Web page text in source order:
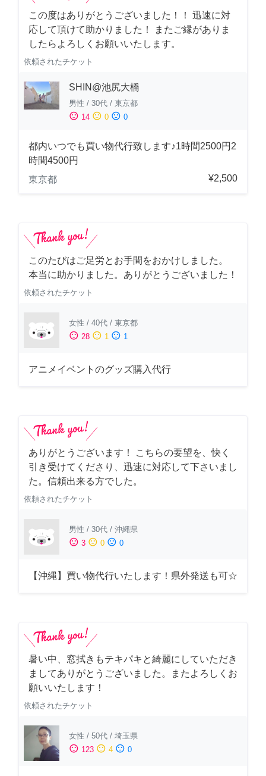
この度はありがとうございました！！ 迅速に対
応して頂けて助かりました！ またご縁がありま
したらよろしくお願いいたします。
依頼されたチケット
SHIN@池尻大橋
男性 / 30代 / 東京都
sentiment_satisfied 14 sentiment_neutral 0 sentiment_dissatisfied 0
都内いつでも買い物代行致します♪1時間2500円2
時間4500円
東京都
¥2,500
このたびはご足労とお手間をおかけしました。
本当に助かりました。ありがとうございました！
依頼されたチケット
女性 / 40代 / 東京都
sentiment_satisfied 28 sentiment_neutral 1 sentiment_dissatisfied 1
アニメイベントのグッズ購入代行
ありがとうございます！ こちらの要望を、快く
引き受けてくださり、迅速に対応して下さいまし
た。信頼出来る方でした。
依頼されたチケット
男性 / 30代 / 沖縄県
sentiment_satisfied 3 sentiment_neutral 0 sentiment_dissatisfied 0
【沖縄】買い物代行いたします！県外発送も可☆
暑い中、窓拭きもテキパキと綺麗にしていただき
ましてありがとうございました。またよろしくお
願いいたします！
依頼されたチケット
女性 / 50代 / 埼玉県
sentiment_satisfied 123 sentiment_neutral 4 sentiment_dissatisfied 0